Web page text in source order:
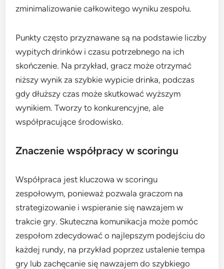
zminimalizowanie całkowitego wyniku zespołu.
Punkty często przyznawane są na podstawie liczby
wypitych drinków i czasu potrzebnego na ich
skończenie. Na przykład, gracz może otrzymać
niższy wynik za szybkie wypicie drinka, podczas
gdy dłuższy czas może skutkować wyższym
wynikiem. Tworzy to konkurencyjne, ale
współpracujące środowisko.
Znaczenie współpracy w scoringu
Współpraca jest kluczowa w scoringu
zespołowym, ponieważ pozwala graczom na
strategizowanie i wspieranie się nawzajem w
trakcie gry. Skuteczna komunikacja może pomóc
zespołom zdecydować o najlepszym podejściu do
każdej rundy, na przykład poprzez ustalenie tempa
gry lub zachęcanie się nawzajem do szybkiego